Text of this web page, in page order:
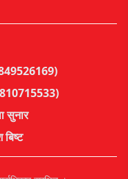
सुनार
बिष्ट